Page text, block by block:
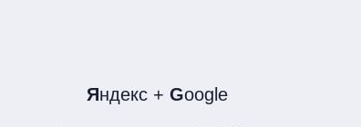
Яндекс + Google